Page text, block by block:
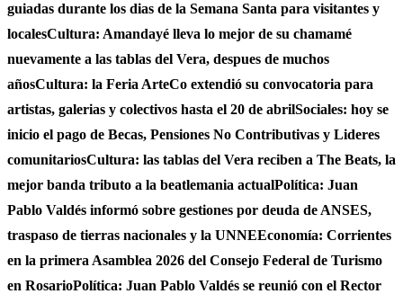
guiadas durante los dias de la Semana Santa para visitantes y
localesCultura: Amandayé lleva lo mejor de su chamamé
nuevamente a las tablas del Vera, despues de muchos
añosCultura: la Feria ArteCo extendió su convocatoria para
artistas, galerias y colectivos hasta el 20 de abrilSociales: hoy se
inicio el pago de Becas, Pensiones No Contributivas y Lideres
comunitariosCultura: las tablas del Vera reciben a The Beats, la
mejor banda tributo a la beatlemania actualPolítica: Juan
Pablo Valdés informó sobre gestiones por deuda de ANSES,
traspaso de tierras nacionales y la UNNEEconomía: Corrientes
en la primera Asamblea 2026 del Consejo Federal de Turismo
en RosarioPolítica: Juan Pablo Valdés se reunió con el Rector